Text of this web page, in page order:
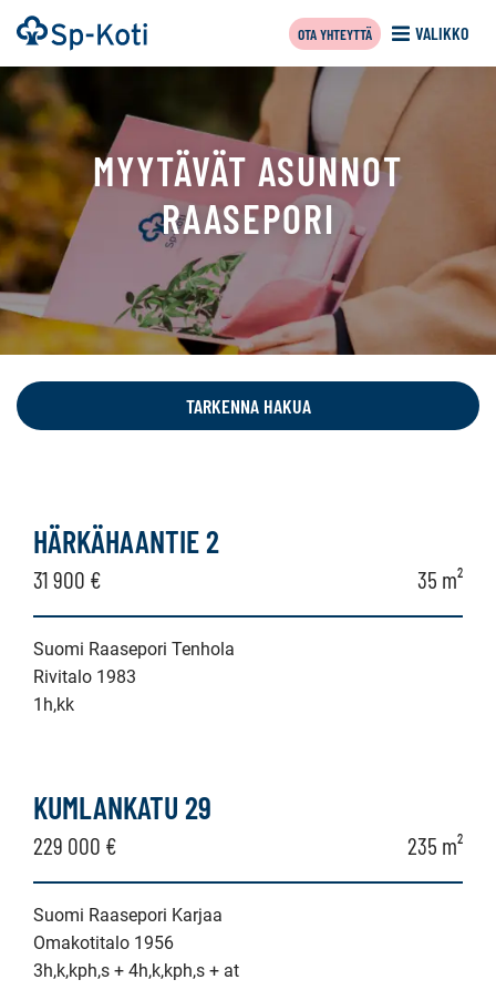
Siirry
sisältöön
Etusivu VALIKKO
OTA YHTEYTTÄ
MYYTÄVÄT ASUNNOT
RAASEPORI
Tällä
sivulla
kerrostalo,
luhtitalo,
rivitalo,
paritalo,
puutalo-
erillistalo,
maatila
TARKENNA HAKUA
HÄRKÄHAANTIE 2
31 900 € 35 m²
Suomi Raasepori Tenhola
Rivitalo 1983
1h,kk
KUMLANKATU 29
229 000 € 235 m²
Suomi Raasepori Karjaa
Omakotitalo 1956
3h,k,kph,s + 4h,k,kph,s + at